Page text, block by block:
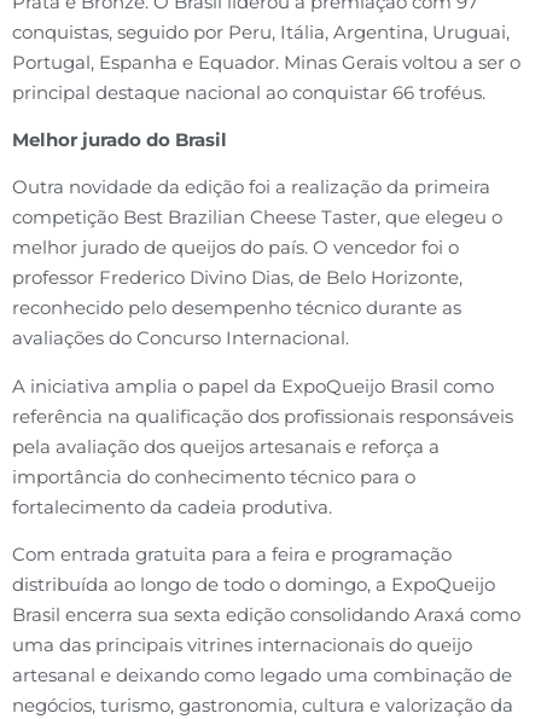
conquistas, seguido por Peru, Itália, Argentina, Uruguai,
Portugal, Espanha e Equador. Minas Gerais voltou a ser o
principal destaque nacional ao conquistar 66 troféus.
Melhor jurado do Brasil
Outra novidade da edição foi a realização da primeira
competição Best Brazilian Cheese Taster, que elegeu o
melhor jurado de queijos do país. O vencedor foi o
professor Frederico Divino Dias, de Belo Horizonte,
reconhecido pelo desempenho técnico durante as
avaliações do Concurso Internacional.
A iniciativa amplia o papel da ExpoQueijo Brasil como
referência na qualificação dos profissionais responsáveis
pela avaliação dos queijos artesanais e reforça a
importância do conhecimento técnico para o
fortalecimento da cadeia produtiva.
Com entrada gratuita para a feira e programação
distribuída ao longo de todo o domingo, a ExpoQueijo
Brasil encerra sua sexta edição consolidando Araxá como
uma das principais vitrines internacionais do queijo
artesanal e deixando como legado uma combinação de
negócios, turismo, gastronomia, cultura e valorização da